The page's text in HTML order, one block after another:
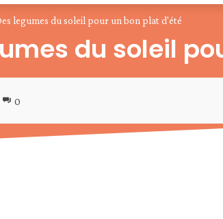
legumes du soleil pour un bon plat d'été
du soleil
0